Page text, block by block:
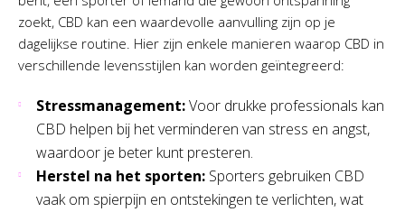
zoekt, CBD kan een waardevolle aanvulling zijn op je
dagelijkse routine. Hier zijn enkele manieren waarop CBD in
verschillende levensstijlen kan worden geïntegreerd:
Stressmanagement:Voor drukke professionals kan
CBD helpen bij het verminderen van stress en angst,
waardoor je beter kunt presteren.
Herstel na het sporten: Sporters gebruiken CBD
vaak om spierpijn en ontstekingen te verlichten, wat